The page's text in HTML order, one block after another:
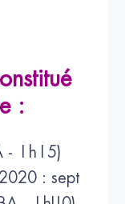
:
- 1h15)
: sept